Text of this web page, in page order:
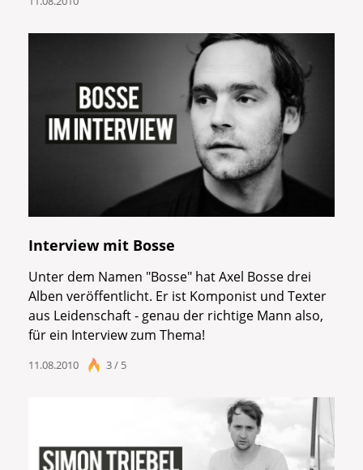
Interview mit Bosse
Unter dem Namen "Bosse" hat Axel Bosse drei
Alben veröffentlicht. Er ist Komponist und Texter
aus Leidenschaft - genau der richtige Mann also,
für ein Interview zum Thema!
11.08.2010 3 / 5